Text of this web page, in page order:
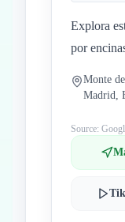
Explora
por
Monte
Madrid,
Source: